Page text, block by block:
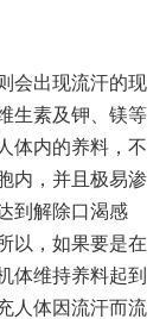
会出现流汗的现
生素及钾、镁等
体内的养料，不
内，并且极易渗
到解除口渴感
以，如果要是在
体维持养料起到
人体因流汗而流